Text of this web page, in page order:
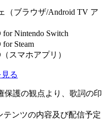
（ブラウザ/Android TV ア
Nintendo Switch
Steam
スマホアプリ）
る
保護の観点より、歌詞の印
ンツの内容及び配信予定